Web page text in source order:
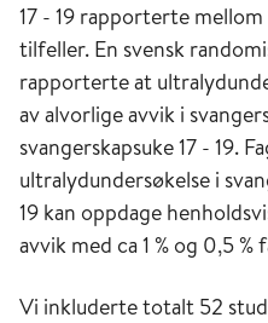
17 - 19 rapporterte mellom
tilfeller. En svensk
rapporterte at
av alvorlige avvik i
svangerskapsuke 17 - 19.
ultralydundersøkelse i
19 kan oppdage
avvik med ca 1 % og 0,5 %
Vi inkluderte totalt 52